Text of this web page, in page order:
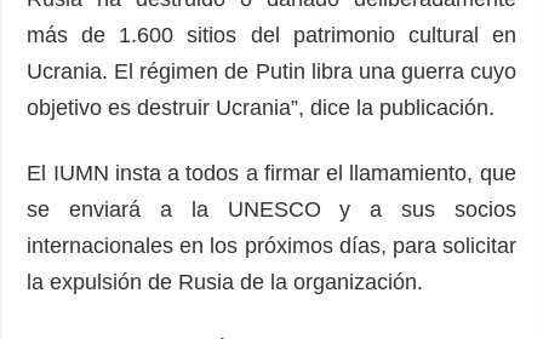
más de 1.600 sitios del patrimonio cultural en
Ucrania. El régimen de Putin libra una guerra cuyo
objetivo es destruir Ucrania”, dice la publicación.
El IUMN insta a todos a firmar el llamamiento, que
se enviará a la UNESCO y a sus socios
internacionales en los próximos días, para solicitar
la expulsión de Rusia de la organización.